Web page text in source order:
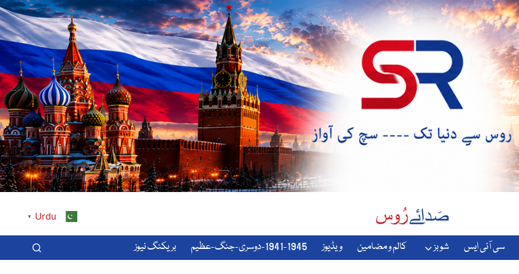
Urdu
▼
سی آئی ایس شوبز کالم و مضامین ویڈیوز 1941-1945-دوسری-جنگ-عظیم بریکنگ نیوز